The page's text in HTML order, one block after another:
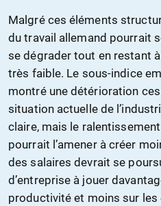
Malgré ces éléments
du travail allemand pourrait
se dégrader tout en restant
très faible. Le sous-indice
montré une détérioration
situation actuelle de
claire, mais le
pourrait l’amener à créer
des salaires devrait se
d’entreprise à jouer
productivité et moins sur les